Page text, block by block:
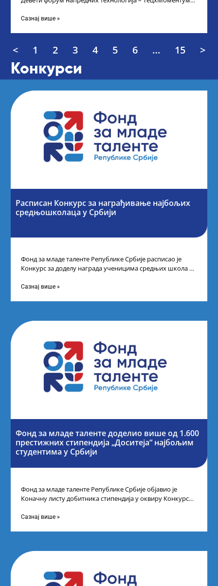
Сазнај више »
< 1 2 3 4 5 6 … 15 >
Конкурси
Расписан Конкурс за награђивање најбољих
средњошколаца у Србији
Фонд за младе таленте Републике Србије расписао је
Конкурс за доделу награда ученицима средњих школа за
Сазнај више »
Фонд за младе таленте доделио више од 1.600
престижних стипендија „Доситеја“ најбољим
студентима у Србији
Фонд за младе таленте Републике Србије објавио је
Коначну листу добитника стипендија у оквиру Конкурса
Сазнај више »